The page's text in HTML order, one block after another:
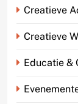
Creatieve
Creatieve
Educatie &